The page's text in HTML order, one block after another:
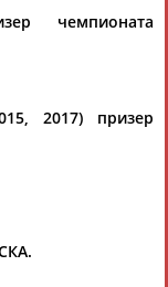
АБАШИДЗЕ
чемпионата
2017) призер